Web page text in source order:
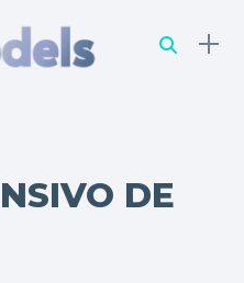
DE